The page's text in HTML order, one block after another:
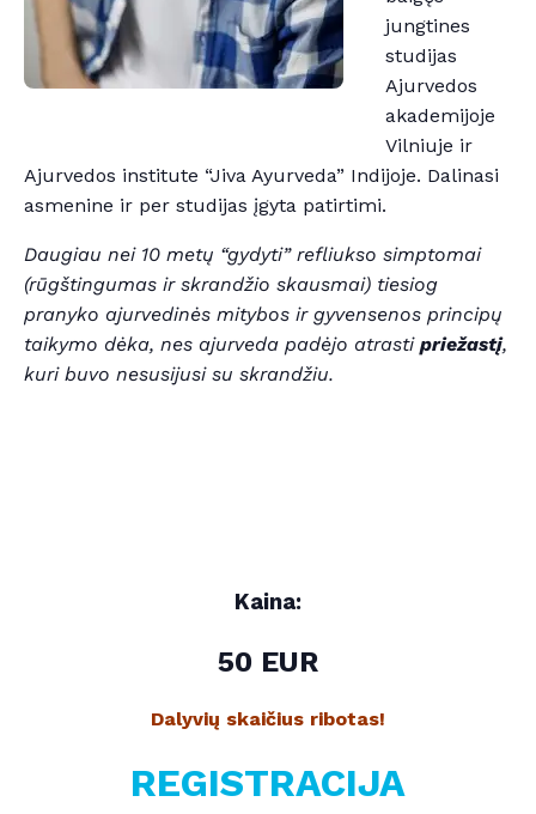
jungtines
studijas
Ajurvedos
akademijoje
Vilniuje ir
Ajurvedos institute “Jiva Ayurveda” Indijoje. Dalinasi
asmenine ir per studijas įgyta patirtimi.
Daugiau nei 10 metų “gydyti” refliukso simptomai
(rūgštingumas ir skrandžio skausmai) tiesiog
pranyko ajurvedinės mitybos ir gyvensenos principų
taikymo dėka, nes ajurveda padėjo atrasti priežastį,
kuri buvo nesusijusi su skrandžiu.
Kaina:
50 EUR
Dalyvių skaičius ribotas!
REGISTRACIJA